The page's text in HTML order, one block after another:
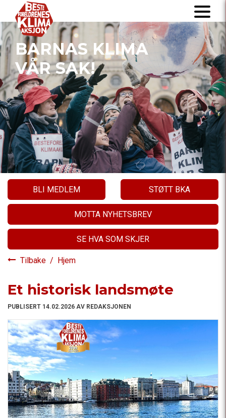
BARNAS KLIMA
VÅR SAK!
BLI MEDLEM STØTT BKA
MOTTA NYHETSBREV
SE HVA SOM SKJER
Tilbake / Hjem
Et historisk landsmøte
PUBLISERT 14.02.2026 AV REDAKSJONEN